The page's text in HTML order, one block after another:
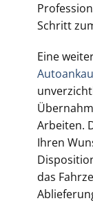
Schritt
Eine
Arbeiten.
Ihren
das